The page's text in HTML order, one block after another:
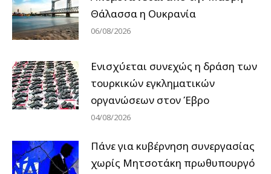
Θάλασσα η Ουκρανία
06/08/2026
Ενισχύεται συνεχώς η δράση των
τουρκικών εγκληματικών
οργανώσεων στον Έβρο
04/08/2026
Πάνε για κυβέρνηση συνεργασίας
χωρίς Μητσοτάκη πρωθυπουργό